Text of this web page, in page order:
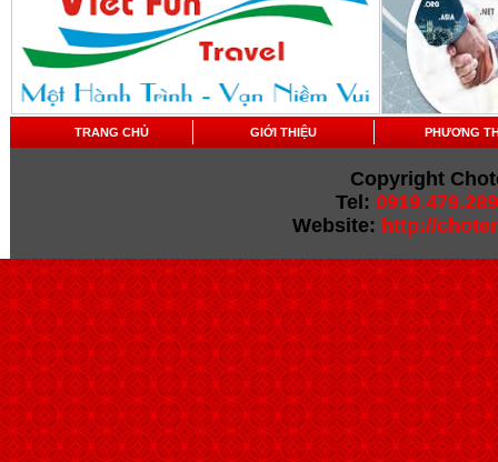
TRANG CHỦ GIỚI THIỆU PHƯƠNG
Copyright
Tel: 0919.479.289
Website: http://